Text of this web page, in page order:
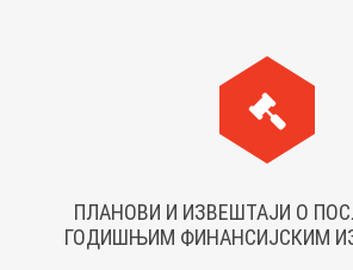
ПЛАНОВИ И ИЗВЕШТАЈИ О
ГОДИШЊИМ ФИНАНСИЈСКИМ